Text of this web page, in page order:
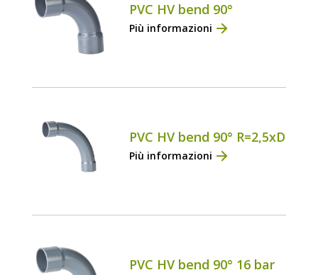
PVC HV bend 90°
Più informazioni
PVC HV bend 90° R=2,5xD
Più informazioni
PVC HV bend 90° 16 bar